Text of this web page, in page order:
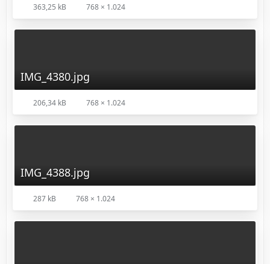
363,25 kB 768 × 1.024
IMG_4380.jpg
206,34 kB 768 × 1.024
IMG_4388.jpg
287 kB 768 × 1.024